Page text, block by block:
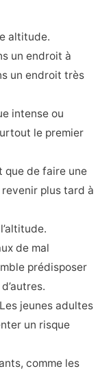
altitude.
un endroit à
un endroit très
intense ou
le premier
que de faire une
revenir plus tard à
de mal
prédisposer
jeunes adultes
un risque
comme les